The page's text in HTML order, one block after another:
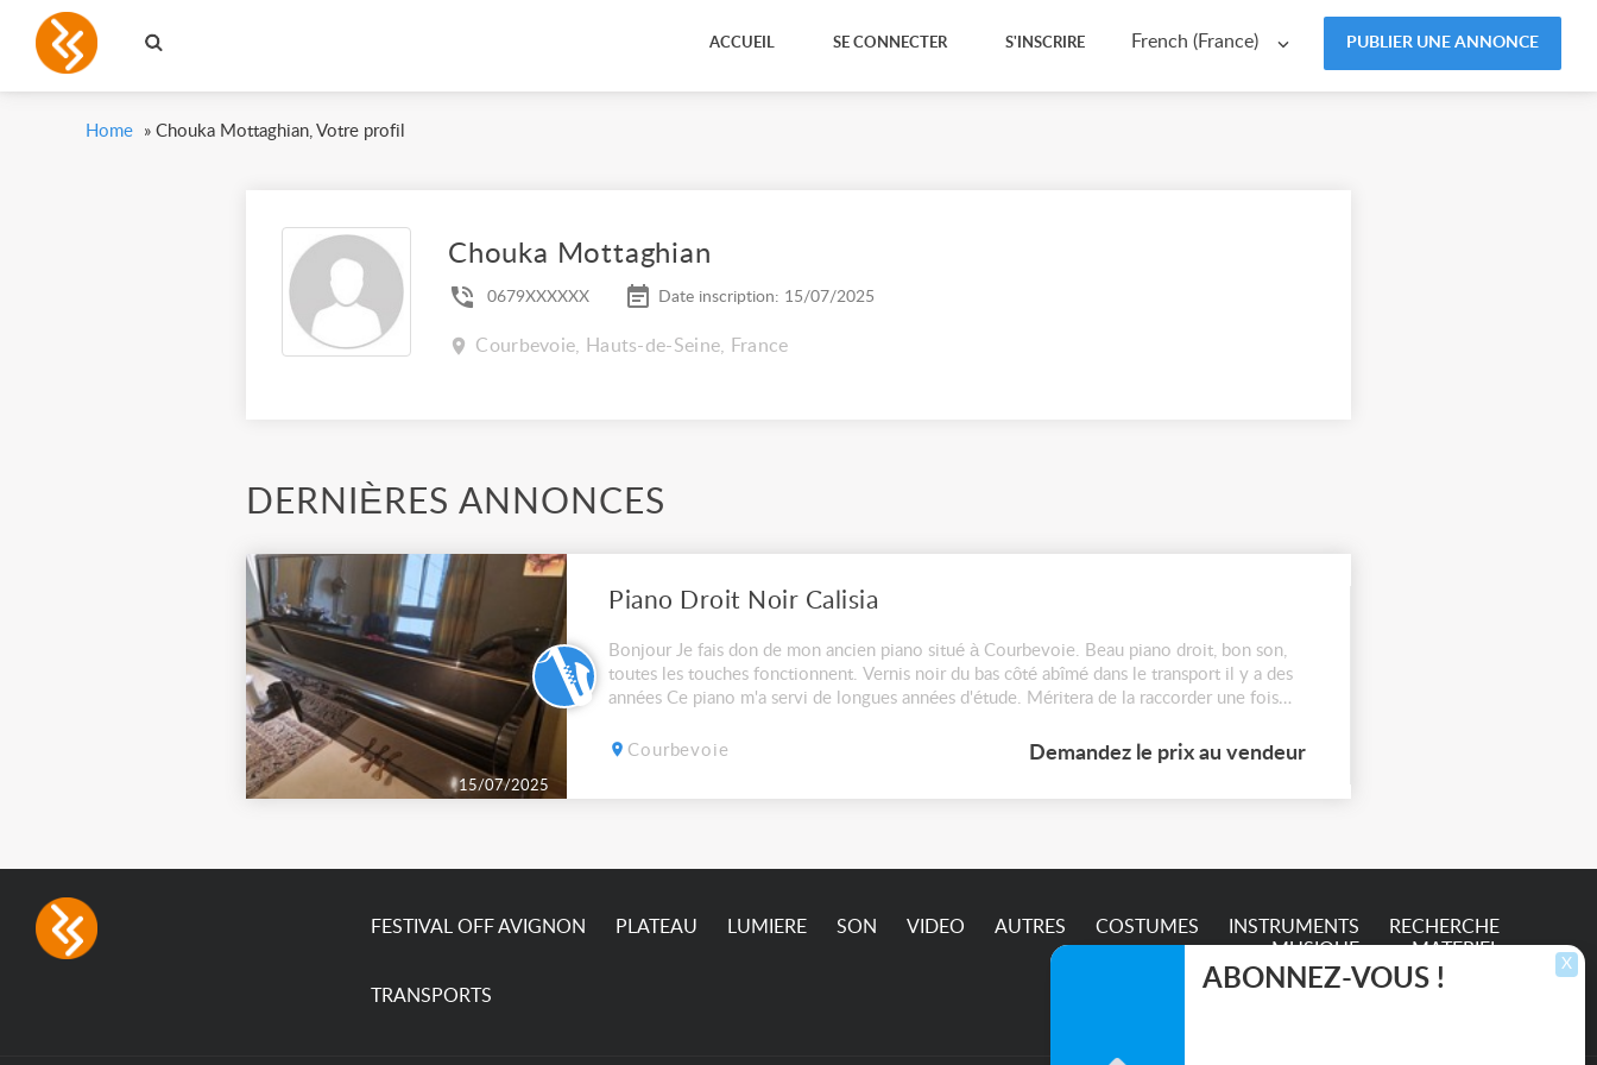
French (France) PUBLIER UNE ANNONCE
ACCUEIL SE CONNECTER S'INSCRIRE
Home » Chouka Mottaghian, Votre profil
Chouka Mottaghian
0679XXXXXX Date inscription: 15/07/2025
Courbevoie, Hauts-de-Seine, France
DERNIÈRES ANNONCES
15/07/2025
Piano Droit Noir Calisia
Bonjour Je fais don de mon ancien piano situé à Courbevoie. Beau piano droit, bon son,
toutes les touches fonctionnent. Vernis noir du bas côté abîmé dans le transport il y a des
années Ce piano m'a servi de longues années d'étude. Méritera de la raccorder une fois
Courbevoie
Demandez le prix au vendeur
FESTIVAL OFF AVIGNON PLATEAU LUMIERE SON VIDEO AUTRES COSTUMES
INSTRUMENTS
MUSIQUE
RECHERCHE
MATERIEL
TRANSPORTS
X
ABONNEZ-VOUS !